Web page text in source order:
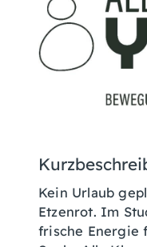
Kein Urlaub
Etzenrot. Im
frische Energie